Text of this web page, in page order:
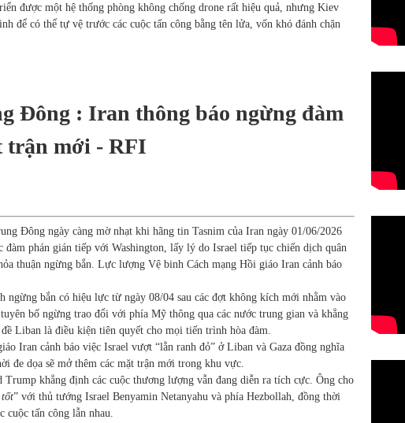
được một hệ thống phòng không chống drone rất hiệu quả, nhưng Kiev
để có thể tự vệ trước các cuộc tấn công bằng tên lửa, vốn khó đánh chặn
Đông : Iran thông báo ngừng đàm
trận mới - RFI
Đông ngày càng mờ nhạt khi hãng tin Tasnim của Iran ngày 01/06/2026
đàm phán gián tiếp với Washington, lấy lý do Israel tiếp tục chiến dịch quân
thuận ngừng bắn. Lực lượng Vệ binh Cách mạng Hồi giáo Iran cảnh báo
ngừng bắn có hiệu lực từ ngày 08/04 sau các đợt không kích mới nhằm vào
bố ngừng trao đổi với phía Mỹ thông qua các nước trung gian và khẳng
Liban là điều kiện tiên quyết cho mọi tiến trình hòa đàm.
Iran cảnh báo việc Israel vượt “lằn ranh đỏ” ở Liban và Gaza đồng nghĩa
đe dọa sẽ mở thêm các mặt trận mới trong khu vực.
khẳng định các cuộc thương lượng vẫn đang diễn ra tích cực. Ông cho
” với thủ tướng Israel Benyamin Netanyahu và phía Hezbollah, đồng thời
cuộc tấn công lẫn nhau.